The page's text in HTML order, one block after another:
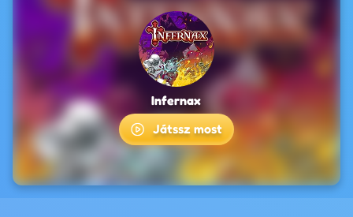
Infernax
Játssz most